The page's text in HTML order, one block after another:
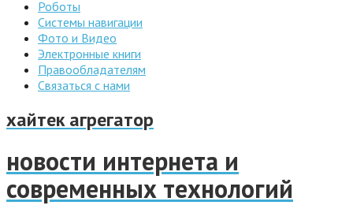
Роботы
Системы навигации
Фото и Видео
Электронные книги
Правообладателям
Связаться с нами
хайтек агрегатор
новости интернета и
современных технологий